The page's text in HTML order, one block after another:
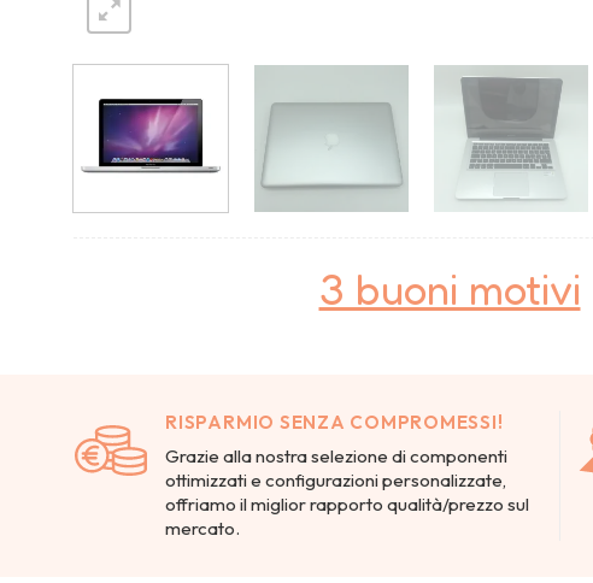
3 buoni motivi
RISPARMIO SENZA COMPROMESSI!
Grazie alla nostra selezione di componenti
ottimizzati e configurazioni personalizzate,
offriamo il miglior rapporto qualità/prezzo sul
mercato.